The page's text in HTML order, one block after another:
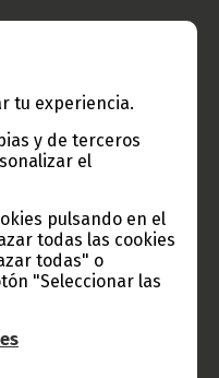
tu experiencia.
y de terceros
el
pulsando en el
todas las cookies
todas" o
"Seleccionar las
Ecuatorial